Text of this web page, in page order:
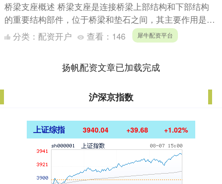
桥梁支座概述 桥梁支座是连接桥梁上部结构和下部结构
的重要结构部件，位于桥梁和垫石之间，其主要作用是将
桥梁上部结构承受的荷载和变形（位移和转角）可靠地传
递给桥梁下....
分类： 配资开户 查看： 146 犀牛配资平台
扬帆配资文章已加载完成
沪深京指数
上证综指 3940.04 +39.68 +1.02%